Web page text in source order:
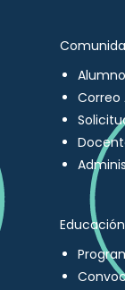
Correo